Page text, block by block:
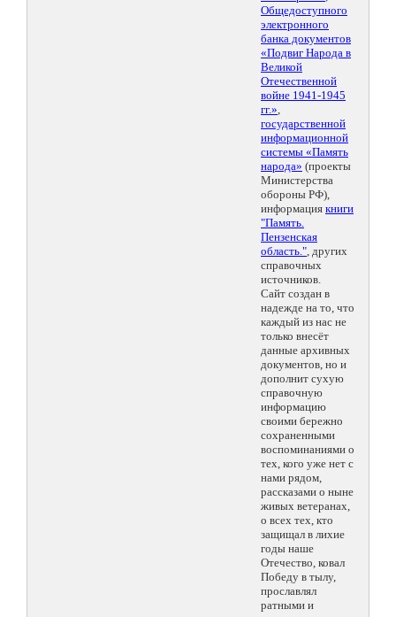
Общедоступного
электронного
банка документов
«Подвиг Народа в
Великой
Отечественной
войне 1941-1945
гг.»,
государственной
информационной
системы «Память
народа» (проекты
Министерства
обороны РФ),
информация книги
"Память.
Пензенская
область.", других
справочных
источников.
Сайт создан в
надежде на то, что
каждый из нас не
только внесёт
данные архивных
документов, но и
дополнит сухую
справочную
информацию
своими бережно
сохраненными
воспоминаниями о
тех, кого уже нет с
нами рядом,
рассказами о ныне
живых ветеранах,
о всех тех, кто
защищал в лихие
годы наше
Отечество, ковал
Победу в тылу,
прославлял
ратными и